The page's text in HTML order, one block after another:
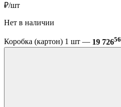
₽/шт
Нет в наличии
Коробка (картон) 1 шт — 19 72656